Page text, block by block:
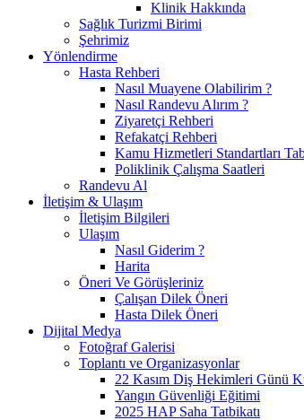
Klinik Hakkında
Sağlık Turizmi Birimi
Şehrimiz
Yönlendirme
Hasta Rehberi
Nasıl Muayene Olabilirim ?
Nasıl Randevu Alırım ?
Ziyaretçi Rehberi
Refakatçi Rehberi
Kamu Hizmetleri Standartları
Poliklinik Çalışma Saatleri
Randevu Al
İletişim & Ulaşım
İletişim Bilgileri
Ulaşım
Nasıl Giderim ?
Harita
Öneri Ve Görüşleriniz
Çalışan Dilek Öneri
Hasta Dilek Öneri
Dijital Medya
Fotoğraf Galerisi
Toplantı ve Organizasyonlar
22 Kasım Diş Hekimleri Günü
Yangın Güvenliği Eğitimi
2025 HAP Saha Tatbikatı